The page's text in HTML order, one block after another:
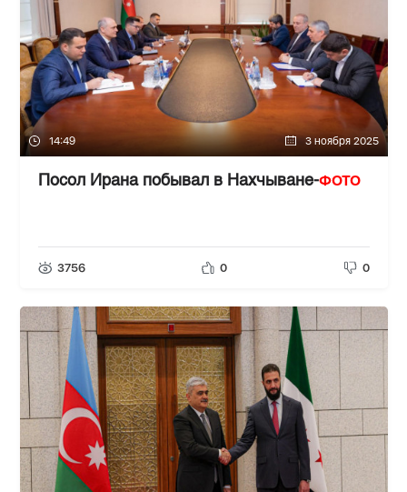
14:49 3 ноября 2025
Посол Ирана побывал в Нахчыване-ФОТО
3756 0 0